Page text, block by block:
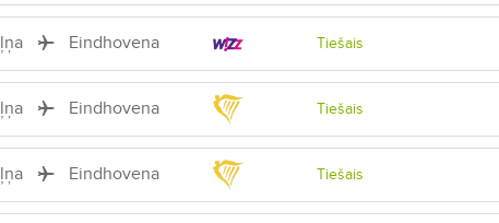
Eindhovena Tiešais
Eindhovena Tiešais
Eindhovena Tiešais